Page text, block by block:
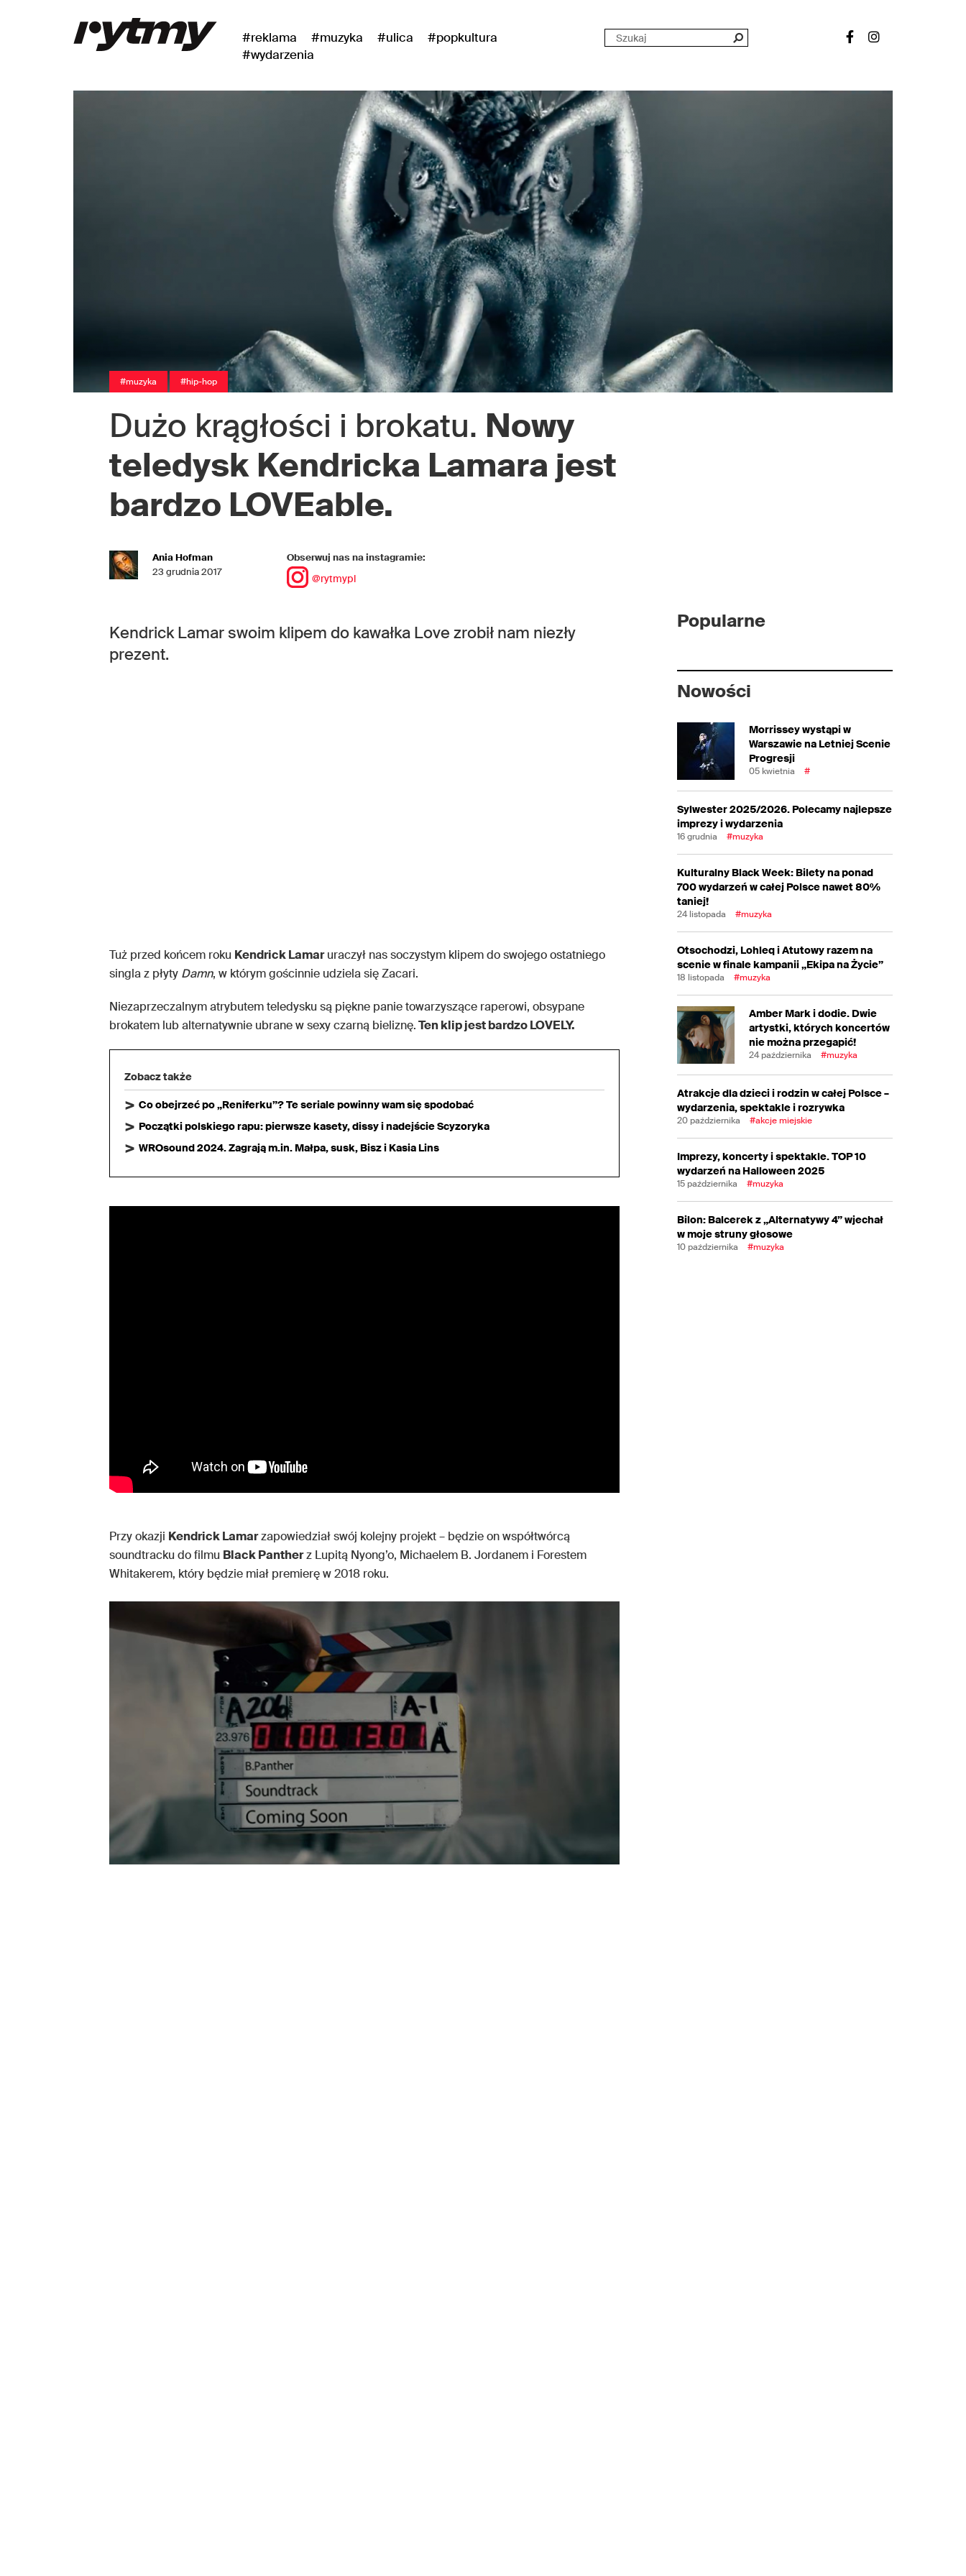
#reklama #muzyka #ulica
#popkultura
#wydarzenia
#muzyka #hip-hop
Dużo krągłości i brokatu. Nowy
teledysk Kendricka Lamara jest
bardzo LOVEable.
Ania Hofman
23 grudnia 2017
Obserwuj nas na instagramie:
@rytmypl
Kendrick Lamar swoim klipem do kawałka Love zrobił nam niezły
prezent.
Tuż przed końcem roku Kendrick Lamaruraczył nas soczystym klipem do swojego ostatniego
singla z płyty Damn, w którym gościnnie udziela się Zacari.
Niezaprzeczalnym atrybutem teledysku są piękne panie towarzyszące raperowi, obsypane
brokatem lub alternatywnie ubrane w sexy czarną bieliznę.Ten klip jest bardzo LOVELY.
Zobacz także
Co obejrzeć po „Reniferku”? Te seriale powinny wam się spodobać
Początki polskiego rapu: pierwsze kasety, dissy i nadejście Scyzoryka
WROsound 2024. Zagrają m.in. Małpa, susk, Bisz i Kasia Lins
Przy okazji Kendrick Lamarzapowiedział swój kolejny projekt – będzie on współtwórcą
soundtracku do filmu Black Pantherz Lupitą Nyong’o, Michaelem B. Jordanem i Forestem
Whitakerem, który będzie miał premierę w 2018 roku.
Popularne
Nowości
Morrissey wystąpi w
Warszawie na Letniej Scenie
Progresji
05 kwietnia #
Sylwester 2025/2026. Polecamy najlepsze
imprezy i wydarzenia
16 grudnia #muzyka
Kulturalny Black Week: Bilety na ponad
700 wydarzeń w całej Polsce nawet 80%
taniej!
24 listopada #muzyka
Otsochodzi, Lohleq i Atutowy razem na
scenie w finale kampanii „Ekipa na Życie”
18 listopada #muzyka
Amber Mark i dodie. Dwie
artystki, których koncertów
nie można przegapić!
24 października #muzyka
Atrakcje dla dzieci i rodzin w całej Polsce –
wydarzenia, spektakle i rozrywka
20 października #akcje miejskie
Imprezy, koncerty i spektakle. TOP 10
wydarzeń na Halloween 2025
15 października #muzyka
Bilon: Balcerek z „Alternatywy 4” wjechał
w moje struny głosowe
10 października #muzyka